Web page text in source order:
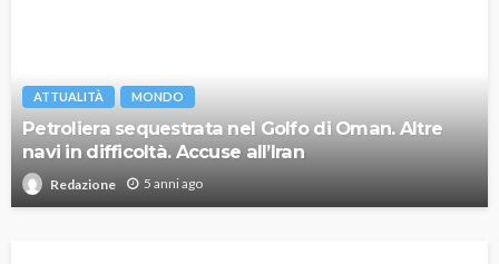
ATTUALITÀ MONDO
Petroliera sequestrata nel Golfo di Oman. Altre
navi in difficoltà. Accuse all’Iran
Redazione 5 anni ago